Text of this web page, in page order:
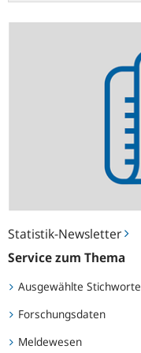
Statistik-Newsletter
Service zum Thema
Ausgewählte Stichworte
Forschungsdaten
Meldewesen